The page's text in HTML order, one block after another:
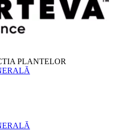
PLANTELOR